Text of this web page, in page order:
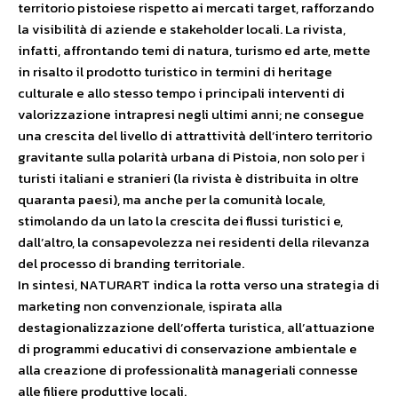
territorio pistoiese rispetto ai mercati target, rafforzando
la visibilità di aziende e stakeholder locali. La rivista,
infatti, affrontando temi di natura, turismo ed arte, mette
in risalto il prodotto turistico in termini di heritage
culturale e allo stesso tempo i principali interventi di
valorizzazione intrapresi negli ultimi anni; ne consegue
una crescita del livello di attrattività dell’intero territorio
gravitante sulla polarità urbana di Pistoia, non solo per i
turisti italiani e stranieri (la rivista è distribuita in oltre
quaranta paesi), ma anche per la comunità locale,
stimolando da un lato la crescita dei flussi turistici e,
dall’altro, la consapevolezza nei residenti della rilevanza
del processo di branding territoriale.
In sintesi, NATURART indica la rotta verso una strategia di
marketing non convenzionale, ispirata alla
destagionalizzazione dell’offerta turistica, all’attuazione
di programmi educativi di conservazione ambientale e
alla creazione di professionalità manageriali connesse
alle filiere produttive locali.